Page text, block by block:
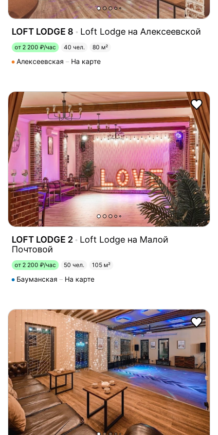
LOFT LODGE 8 Loft Lodge на Алексеевской
от 2 200 ₽/час 40 чел. 80 м²
Алексеевская На карте
LOFT LODGE 2
Loft Lodge на Малой
Почтовой
от 2 200 ₽/час 50 чел. 105 м²
Бауманская На карте